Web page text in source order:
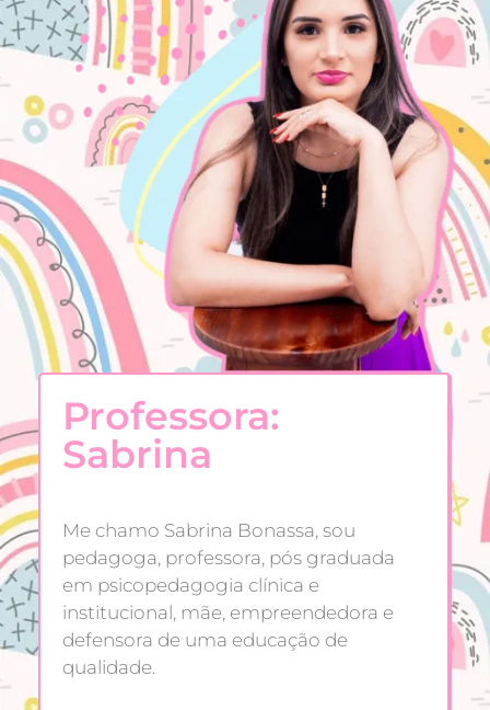
Professora:
Sabrina
Me chamo Sabrina Bonassa, sou
pedagoga, professora, pós graduada
em psicopedagogia clínica e
institucional, mãe, empreendedora e
defensora de uma educação de
qualidade.